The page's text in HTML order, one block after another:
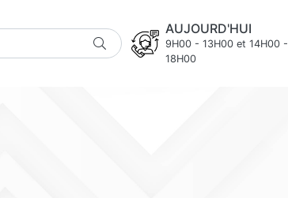
AUJOURD'HUI
9H00 - 13H00 et 14H00 -
18H00